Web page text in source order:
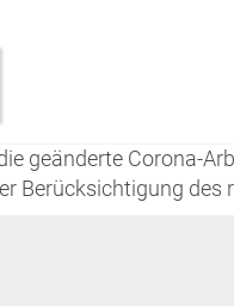
geänderte Corona-
Berücksichtigung